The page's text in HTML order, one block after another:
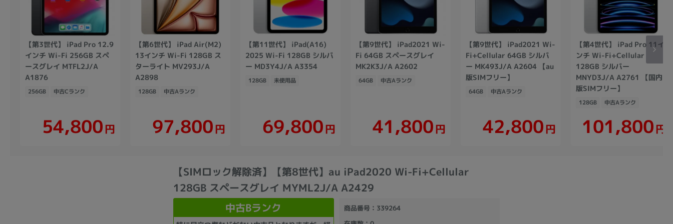
【第3世代】 iPad Pro 12.9
インチ Wi-Fi 256GB スペ
ースグレイ MTFL2J/A
A1876
256GB 中古Cランク
54,800円
【第6世代】 iPad Air(M2)
13インチ Wi-Fi 128GB ス
ターライト MV293J/A
A2898
128GB 中古Aランク
97,800円
【第11世代】 iPad(A16)
2025 Wi-Fi 128GB シルバ
ー MD3Y4J/A A3354
128GB 未使用品
69,800円
【第9世代】 iPad2021 Wi-
Fi 64GB スペースグレイ
MK2K3J/A A2602
64GB 中古Aランク
41,800円
【第9世代】 iPad2021 Wi-
Fi+Cellular 64GB シルバ
ー MK493J/A A2604 【au
版SIMフリー】
64GB 中古Aランク
42,800円
【第4世代】 iPad Pro 11イ
ンチ Wi-Fi+Cellular
128GB シルバー
MNYD3J/A A2761 【国内
版SIMフリー】
128GB 中古Aランク
101,800円
【SIMロック解除済】【第8世代】au iPad2020 Wi-Fi+Cellular
128GB スペースグレイ MYML2J/A A2429
中古Bランク 商品番号：339264